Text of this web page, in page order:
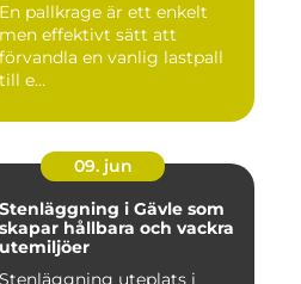
En pallkrage är ett enkelt
men effektivt sätt att
förvandla en vanlig lastpall
till e...
09. jun
Stenläggning i Gävle som
skapar hållbara och vackra
utemiljöer
Stenläggning uteplats i